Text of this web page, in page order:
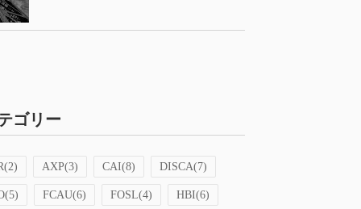
ゴリー
(2) AXP(3) CAI(8) DISCA(7)
(5) FCAU(6) FOSL(4) HBI(6)